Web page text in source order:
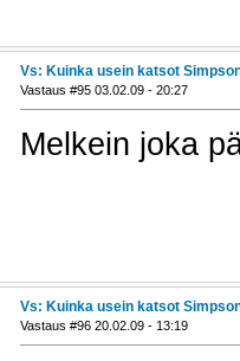
Vs: Kuinka usein katsot
Vastaus #95 03.02.09 - 20:27
Melkein joka
Vs: Kuinka usein katsot
Vastaus #96 20.02.09 - 13:19